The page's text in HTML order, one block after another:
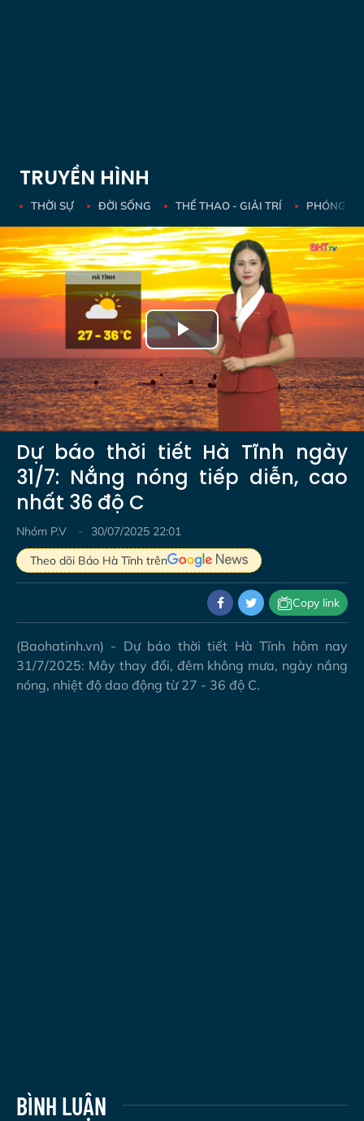
TRUYỀN HÌNH
THỜI SỰ ĐỜI SỐNG THỂ THAO - GIẢI TRÍ PHÓNG
Play
Video
Dự báo thời tiết Hà Tĩnh ngày
31/7: Nắng nóng tiếp diễn, cao
nhất 36 độ C
Nhóm P.V
30/07/2025 22:01
Theo dõi Báo Hà Tĩnh trên
Copy link
(Baohatinh.vn) - Dự báo thời tiết Hà Tĩnh hôm nay
31/7/2025: Mây thay đổi, đêm không mưa, ngày nắng
nóng, nhiệt độ dao động từ 27 - 36 độ C.
BÌNH LUẬN